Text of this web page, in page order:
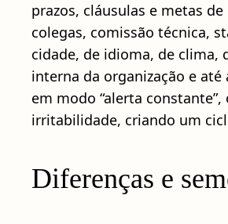
prazos, cláusulas e metas
colegas, comissão técnica,
cidade, de idioma, de
interna da organização e
em modo “alerta
irritabilidade, criando um
Diferenças e